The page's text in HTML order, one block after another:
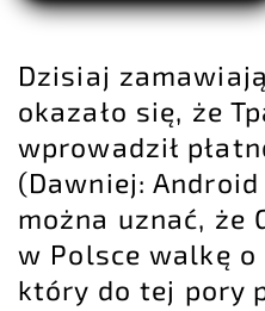
Dzisiaj
okazało się, że
wprowadził
(Dawniej:
można uznać, że
w Polsce walkę
który do tej pory